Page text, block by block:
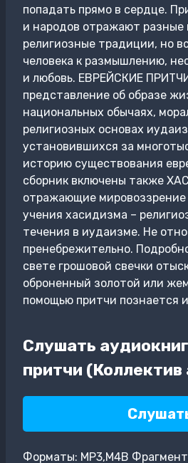
попадать прямо в сердце.
и народов отражают разные
религиозные традиции, но
человека к размышлению,
и любовь. ЕВРЕЙСКИЕ
представление об образе
национальных обычаях,
религиозных основах
установившихся за
историю существования
сборник включены также
отражающие мировоззрение
учения хасидизма –
течения в иудаизме. Не
пренебрежительно.
свете грошовой свечки
оброненный золотой или
помощью притчи познается
Слушать
притчи (Коллектив
Форматы: MP3,M4B